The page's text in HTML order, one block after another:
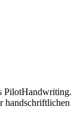
PilotHandwriting.
handschriftlichen